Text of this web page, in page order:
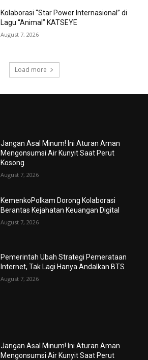
Kolaborasi “Star Power Internasional” di
Lagu “Animal” KATSEYE
August 7, 2026
Load more
Jangan Asal Minum! Ini Aturan Aman
Mengonsumsi Air Kunyit Saat Perut
Kosong
August 7, 2026
KemenkoPolkam Dorong Kolaborasi
Berantas Kejahatan Keuangan Digital
August 7, 2026
Pemerintah Ubah Strategi Pemerataan
Internet, Tak Lagi Hanya Andalkan BTS
August 7, 2026
Jangan Asal Minum! Ini Aturan Aman
Mengonsumsi Air Kunyit Saat Perut